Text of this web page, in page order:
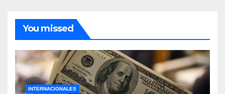
You missed
INTERNACIONALES